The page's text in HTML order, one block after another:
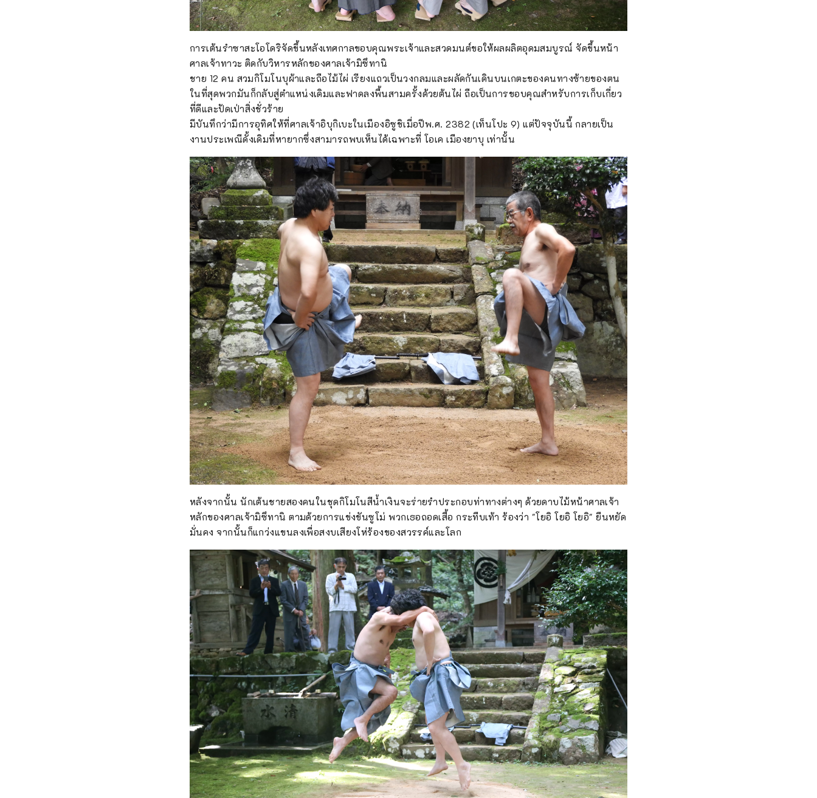
การเต้นรำซาสะโอโดริจัดขึ้นหลังเทศกาลขอบคุณพระเจ้าและสวดมนต์ขอให้ผลผลิตอุดมสมบูรณ์ จัดขึ้นหน้า
ศาลเจ้าทาวะ ติดกับวิหารหลักของศาลเจ้ามิซึทานิ
ชาย 12 คน สวมกิโมโนบุผ้าและถือไม้ไผ่ เรียงแถวเป็นวงกลมและผลัดกันเดินบนเกตะของคนทางซ้ายของตน
ในที่สุดพวกมันก็กลับสู่ตำแหน่งเดิมและฟาดลงพื้นสามครั้งด้วยต้นไผ่ ถือเป็นการขอบคุณสำหรับการเก็บเกี่ยว
ที่ดีและปัดเป่าสิ่งชั่วร้าย
มีบันทึกว่ามีการอุทิศให้ที่ศาลเจ้าอิบุกิเบะในเมืองอิซูชิเมื่อปีพ.ศ. 2382 (เท็นโปะ 9) แต่ปัจจุบันนี้ กลายเป็น
งานประเพณีดั้งเดิมที่หายากซึ่งสามารถพบเห็นได้เฉพาะที่ โอเค เมืองยาบุ เท่านั้น
หลังจากนั้น นักเต้นชายสองคนในชุดกิโมโนสีน้ำเงินจะร่ายรำประกอบท่าทางต่างๆ ด้วยดาบไม้หน้าศาลเจ้า
หลักของศาลเจ้ามิซึทานิ ตามด้วยการแข่งขันซูโม่ พวกเธอถอดเสื้อ กระทืบเท้า ร้องว่า "โยอิ โยอิ โยอิ" ยืนหยัด
มั่นคง จากนั้นก็แกว่งแขนลงเพื่อสงบเสียงโห่ร้องของสวรรค์และโลก